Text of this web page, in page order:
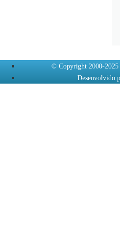
© Copyright 2000-2025
Desenvolvido